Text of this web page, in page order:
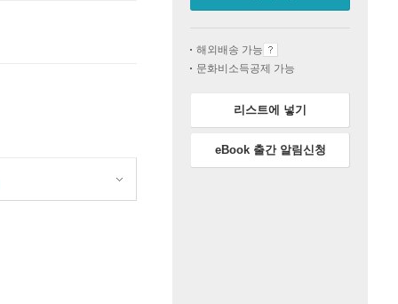
해외배송 가능
문화비소득공제 가능
리스트에 넣기
eBook 출간 알림신청